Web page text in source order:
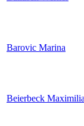
Barovic Marina
Beierbeck